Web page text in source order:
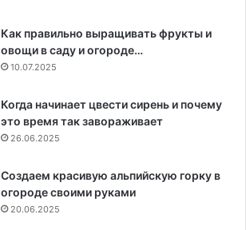
Как правильно выращивать фрукты и
овощи в саду и огороде…
10.07.2025
Когда начинает цвести сирень и почему
это время так завораживает
26.06.2025
Создаем красивую альпийскую горку в
огороде своими руками
20.06.2025